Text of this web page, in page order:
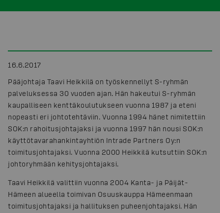
16.6.2017
Pääjohtaja Taavi Heikkilä on työskennellyt S-ryhmän
palveluksessa 30 vuoden ajan. Hän hakeutui S-ryhmän
kaupalliseen kenttäkoulutukseen vuonna 1987 ja eteni
nopeasti eri johtotehtäviin. Vuonna 1994 hänet nimitettiin
SOK:n rahoitusjohtajaksi ja vuonna 1997 hän nousi SOK:n
käyttötavarahankintayhtiön Intrade Partners Oy:n
toimitusjohtajaksi. Vuonna 2000 Heikkilä kutsuttiin SOK:n
johtoryhmään kehitysjohtajaksi.
Taavi Heikkilä valittiin vuonna 2004 Kanta- ja Päijät-
Hämeen alueella toimivan Osuuskauppa Hämeenmaan
toimitusjohtajaksi ja hallituksen puheenjohtajaksi. Hän